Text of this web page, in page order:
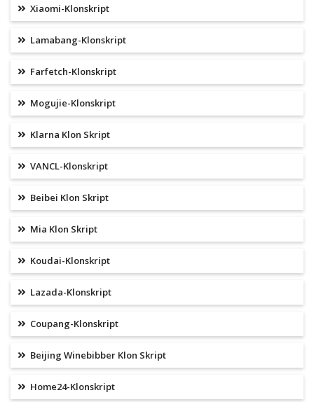
Xiaomi-Klonskript
Lamabang-Klonskript
Farfetch-Klonskript
Mogujie-Klonskript
Klarna Klon Skript
VANCL-Klonskript
Beibei Klon Skript
Mia Klon Skript
Koudai-Klonskript
Lazada-Klonskript
Coupang-Klonskript
Beijing Winebibber Klon Skript
Home24-Klonskript